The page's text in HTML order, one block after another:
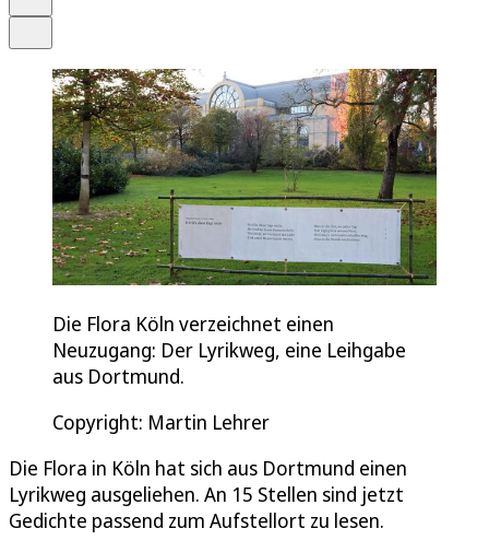
Die Flora Köln verzeichnet einen
Neuzugang: Der Lyrikweg, eine Leihgabe
aus Dortmund.
Copyright: Martin Lehrer
Die Flora in Köln hat sich aus Dortmund einen
Lyrikweg ausgeliehen. An 15 Stellen sind jetzt
Gedichte passend zum Aufstellort zu lesen.